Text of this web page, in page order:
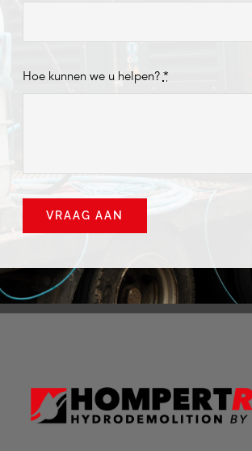
Hoe kunnen we u helpen? *
VRAAG AAN